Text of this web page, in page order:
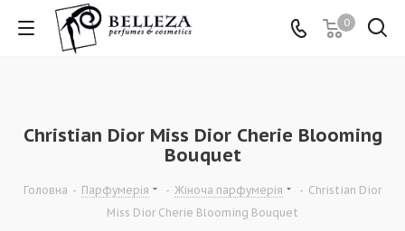
0
Christian Dior Miss Dior Cherie Blooming
Bouquet
Головна - Парфумерія - Жіноча парфумерія - Christian Dior
Miss Dior Cherie Blooming Bouquet